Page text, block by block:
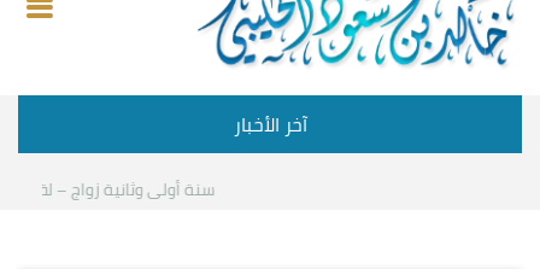
آخر الأخبار
سنة أولى وثانية زواج – لقاء مع